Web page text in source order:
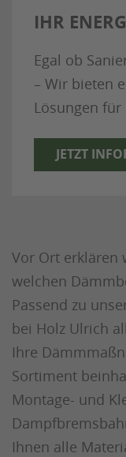
IHR
Egal ob
– Wir bieten
Lösungen für
JETZT
Vor Ort erklären
welchen
Passend zu
bei Holz Ulrich
Ihre
Sortiment
Montage- und
Ihnen alle